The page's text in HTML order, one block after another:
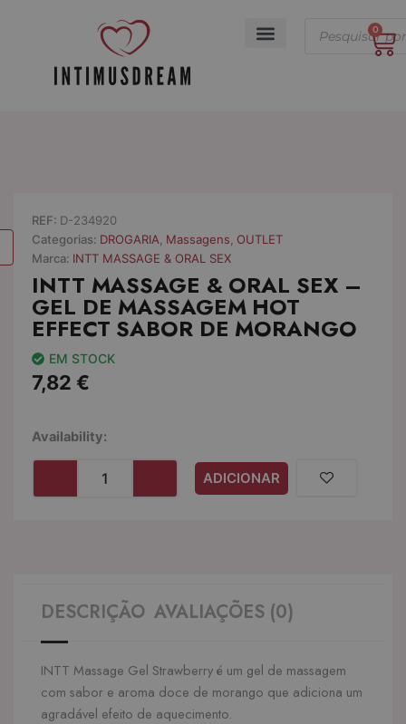
search
0
REF: D-234920
Categorias: DROGARIA Massagens OUTLET
Marca: INTT MASSAGE & ORAL SEX
INTT MASSAGE & ORAL SEX –
GEL DE MASSAGEM HOT
EFFECT SABOR DE MORANGO
EM STOCK
7,82 €
Availability:Quantidade
INTT
MASSAGE
MASSAGEM
SABOR
DE
MORANGO
ADICIONAR
DESCRIÇÃO AVALIAÇÕES (0)
INTT Massage Gel Strawberry é um gel de massagem
com sabor e aroma doce de morango que adiciona um
agradável efeito de aquecimento.